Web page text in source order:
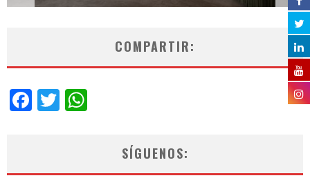
COMPARTIR:
Facebook
Twitter
SÍGUENOS: